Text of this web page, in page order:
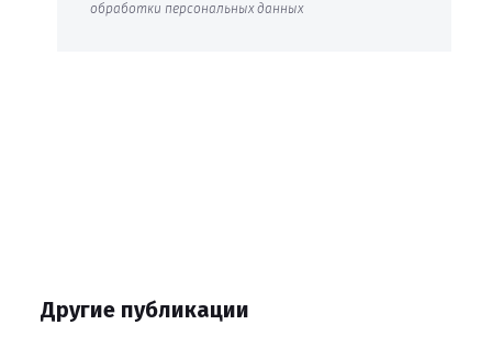
обработки персональных данных
Другие публикации